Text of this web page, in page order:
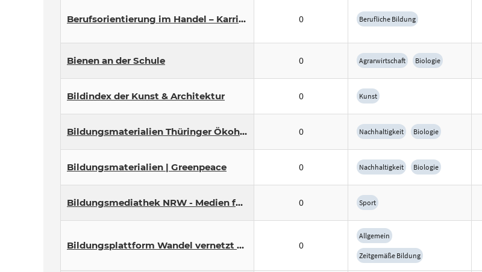
Berufsorientierung im Handel – Karriere-handel.de 0 Berufliche Bildung
Bienen an der Schule 0 Agrarwirtschaft Biologie
Bildindex der Kunst & Architektur 0 Kunst
Bildungsmaterialien Thüringer Ökoherz 0 Nachhaltigkeit Biologie
Bildungsmaterialien | Greenpeace 0 Nachhaltigkeit Biologie
Bildungsmediathek NRW - Medien für Schule und Bildung 0 Sport
Bildungsplattform Wandel vernetzt denken – kostenloses Unterrichtsmaterial 0
Allgemein
Zeitgemäße Bildung